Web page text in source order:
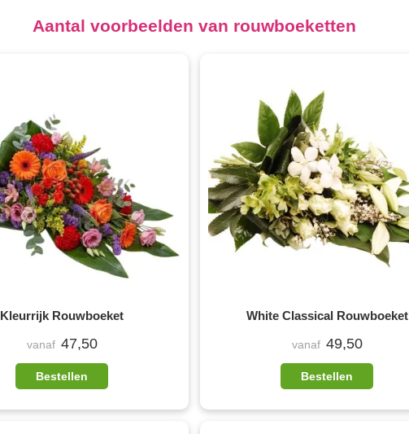
Aantal voorbeelden van rouwboeketten
Kleurrijk Rouwboeket
vanaf 47,50
Bestellen
White Classical Rouwboeket
vanaf 49,50
Bestellen